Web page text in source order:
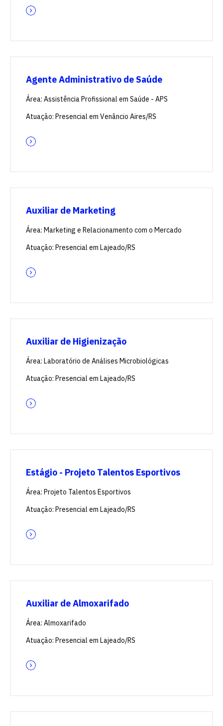
Agente Administrativo de Saúde
Área: Assistência Profissional em Saúde - APS
Atuação: Presencial em Venâncio Aires/RS
Auxiliar de Marketing
Área: Marketing e Relacionamento com o Mercado
Atuação: Presencial em Lajeado/RS
Auxiliar de Higienização
Área: Laboratório de Análises Microbiológicas
Atuação: Presencial em Lajeado/RS
Estágio - Projeto Talentos Esportivos
Área: Projeto Talentos Esportivos
Atuação: Presencial em Lajeado/RS
Auxiliar de Almoxarifado
Área: Almoxarifado
Atuação: Presencial em Lajeado/RS